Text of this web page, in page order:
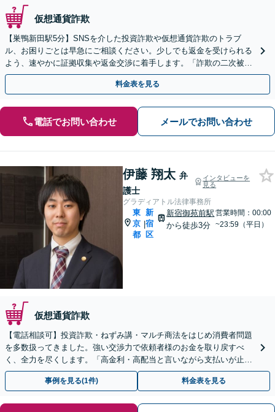
仮想通貨詐欺
【巣鴨新田駅5分】SNSを介した投資詐欺や仮想通貨詐欺のトラブ
ル、お困りごとは早急にご相談ください。少しでも返金を受けられる
よう、速やかに証拠収集や返金交渉に着手します。「詐欺の二次被
害」のご相談も対応します【初回相談無料】【Web相談可】
料金表を見る
電話でお問い合わせ メールでお問い合わせ
伊藤 翔太 弁
護士
インタビューを
見る
グラディアトル法律事務所
東
京
都
|
新
宿
区
新宿御苑前駅
から徒歩3分
営業時間：00:00
~23:59（平日）
仮想通貨詐欺
【電話相談可】投資詐欺・ねずみ講・マルチ商法をはじめ消費者問題
を多数扱ってきました。強い交渉力で依頼者様のお金を取り戻すべ
く、全力を尽くします。「高金利・高配当と言いながら支払いが止ま
った」等、まずはお電話ください。
事例を見る(1件) 料金表を見る